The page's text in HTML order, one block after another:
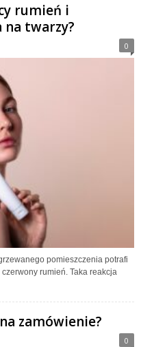
rumień i
na twarzy?
0
pomieszczenia potrafi
rumień. Taka reakcja
zamówienie?
0